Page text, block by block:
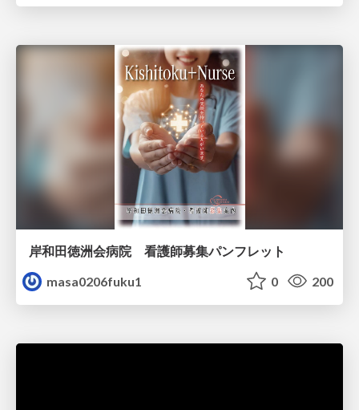
岸和田徳洲会病院 看護師募集パンフレット
masa0206fuku1
0 200